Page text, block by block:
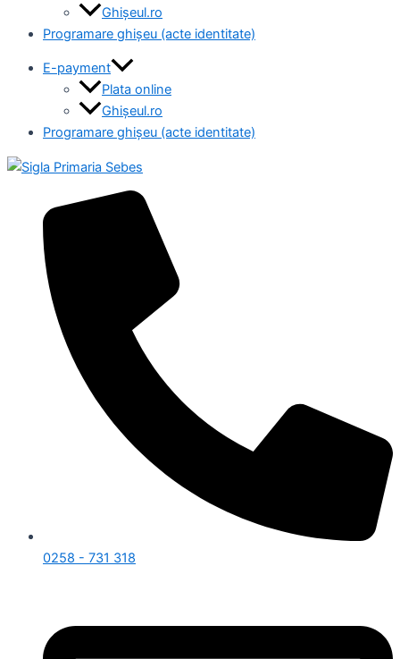
Ghișeul.ro
Programare ghișeu (acte identitate)
E-payment
Plata online
Ghișeul.ro
Programare ghișeu (acte identitate)
0258 - 731 318